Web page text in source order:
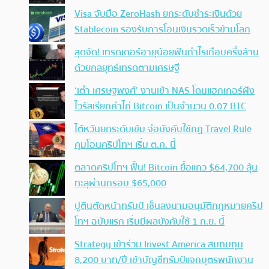
Visa จับมือ ZeroHash ยกระดับชำระเงินด้วย
Stablecoin รองรับการโอนเงินรวดเร็วข้ามโลก
สุดจัด! เทรดเดอร์อายุน้อยฟันกำไรเกือบครึ่งล้าน
ด้วยกลยุทธ์เทรดตามเศรษฐี
‘เต๋า เศรษฐพงศ์’ งานเข้า NAS โดนแฮกเกอร์ฝัง
ไวรัสเรียกค่าไถ่ Bitcoin เป็นจำนวน 0.07 BTC
ไต้หวันยกระดับเข้ม จ่อบังคับใช้กฏ Travel Rule
คุมโอนคริปโทฯ เริ่ม ต.ค. นี้
ตลาดคริปโทฯ ฟื้น! Bitcoin ยื้อแถว $64,700 ลุ้น
ทะลุผ่านกรอบ $65,000
ปูตินตัดหน้าทรัมป์ เซ็นลงนามอนุมัติกฎหมายคริป
โทฯ ฉบับแรก เริ่มมีผลบังคับใช้ 1 ก.ย. นี้
Strategy เข้าร่วม Invest America สมทบทุน
8,200 บาท/ปี เข้าบัญชีทรัมป์แจกบุตรพนักงาน